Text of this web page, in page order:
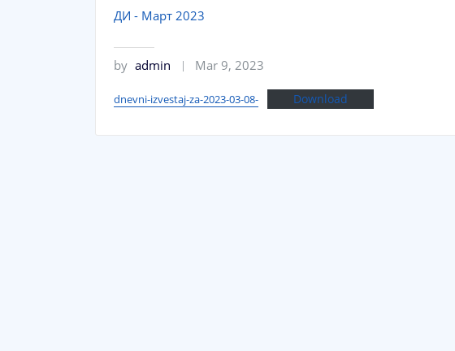
ДИ - Март 2023
by admin Mar 9, 2023
dnevni-izvestaj-za-2023-03-08- Download